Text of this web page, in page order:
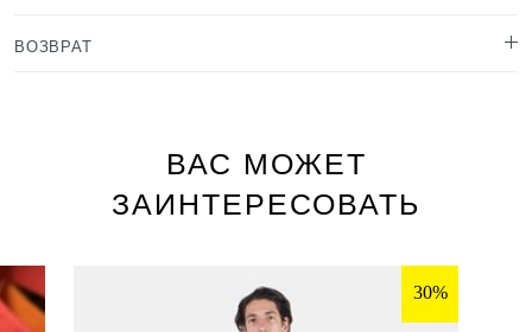
ВОЗВРАТ
ВАС МОЖЕТ
ЗАИНТЕРЕСОВАТЬ
30%